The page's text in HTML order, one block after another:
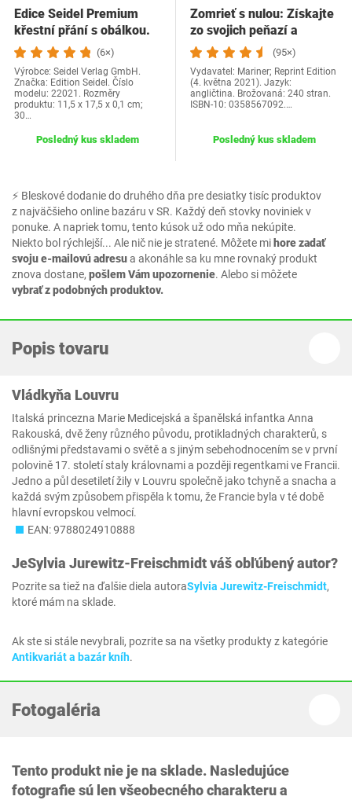
⚡ Bleskové dodanie do druhého dňa pre desiatky tisíc produktov
z najväčšieho online bazáru v SR. Každý deň stovky noviniek v
ponuke. A napriek tomu, tento kúsok už odo mňa nekúpite.
Niekto bol rýchlejší... Ale nič nie je stratené. Môžete mihore zadať
svoju e-mailovú adresua akonáhle sa ku mne rovnaký produkt
znova dostane, pošlem Vám upozornenie. Alebo si môžete
vybrať z podobných produktov.
Edice Seidel Premium
křestní přání s obálkou.
Přání ke křtu…(6×)
Výrobce: Seidel Verlag GmbH.
Značka: Edition Seidel. Číslo
modelu: 22021. Rozměry
produktu: 11,5 x 17,5 x 0,1 cm;
30…
Posledný kus skladem
Zomrieť s nulou: Získajte
zo svojich peňazí a
života…
(95×)
Vydavatel: Mariner; Reprint Edition
(4. května 2021). Jazyk:
angličtina. Brožovaná: 240 stran.
ISBN-10: 0358567092.…
Posledný kus skladem
Popis tovaru
Vládkyňa Louvru
Italská princezna Marie Medicejská a španělská infantka Anna
Rakouská, dvě ženy různého původu, protikladných charakterů, s
odlišnými představami o světě a s jiným sebehodnocením se v první
polovině 17. století staly královnami a později regentkami ve Francii.
Jedno a půl desetiletí žily v Louvru společně jako tchyně a snacha a
každá svým způsobem přispěla k tomu, že Francie byla v té době
hlavní evropskou velmocí.
EAN: 9788024910888
JeSylvia Jurewitz-Freischmidtváš obľúbený autor?
Pozrite sa tiež na ďalšie diela autoraSylvia Jurewitz-Freischmidt,
ktoré mám na sklade.
Ak ste si stále nevybrali, pozrite sa na všetky produkty z kategórie
Antikvariát a bazár kníh.
Fotogaléria
Tento produkt nie je na sklade. Nasledujúce
fotografie sú len všeobecného charakteru a